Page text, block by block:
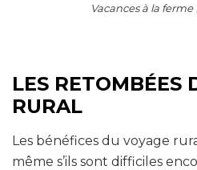
Vacances à la ferme
LES RETOMBÉES
RURAL
Les bénéfices du voyage
même s’ils sont difficiles